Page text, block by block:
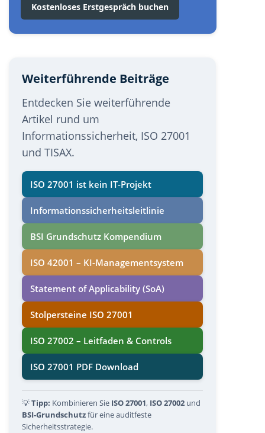
Kostenloses Erstgespräch buchen
Weiterführende Beiträge
Entdecken Sie weiterführende
Artikel rund um
Informationssicherheit, ISO 27001
und TISAX.
ISO 27001 ist kein IT-Projekt
Informations­sicherheits­leitlinie
BSI Grundschutz Kompendium
ISO 42001 – KI-Managementsystem
Statement of Applicability (SoA)
Stolpersteine ISO 27001
ISO 27002 – Leitfaden & Controls
ISO 27001 PDF Download
💡Tipp: Kombinieren Sie ISO 27001, ISO 27002 und
BSI-Grundschutzfür eine auditfeste
Sicherheitsstrategie.